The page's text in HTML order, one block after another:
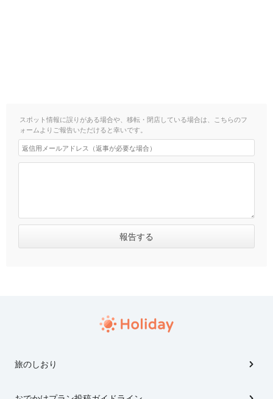
スポット情報に誤りがある場合や、移転・閉店している場合は、こちらのフ
ォームよりご報告いただけると幸いです。
旅のしおり